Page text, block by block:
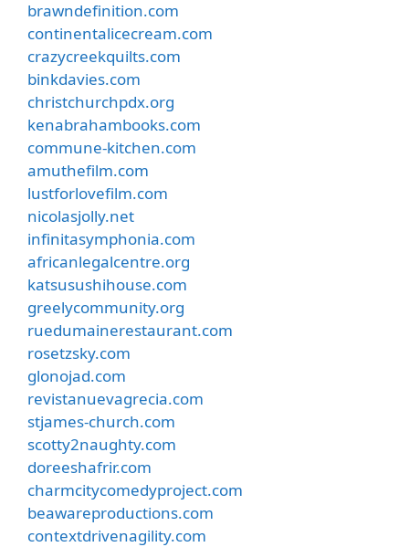
brawndefinition.com
continentalicecream.com
crazycreekquilts.com
binkdavies.com
christchurchpdx.org
kenabrahambooks.com
commune-kitchen.com
amuthefilm.com
lustforlovefilm.com
nicolasjolly.net
infinitasymphonia.com
africanlegalcentre.org
katsusushihouse.com
greelycommunity.org
ruedumainerestaurant.com
rosetzsky.com
glonojad.com
revistanuevagrecia.com
stjames-church.com
scotty2naughty.com
doreeshafrir.com
charmcitycomedyproject.com
beawareproductions.com
contextdrivenagility.com